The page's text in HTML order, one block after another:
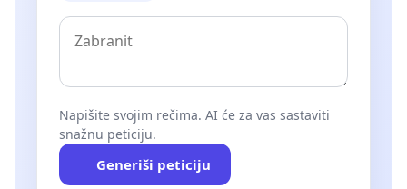
Napišite svojim rečima. AI će za vas sastaviti
snažnu peticiju.
Generiši peticiju